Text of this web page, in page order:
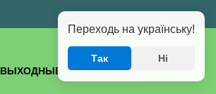
ВЫХОДНЫЕ
093-619-80-70
Переходь на українську!
Так Ні